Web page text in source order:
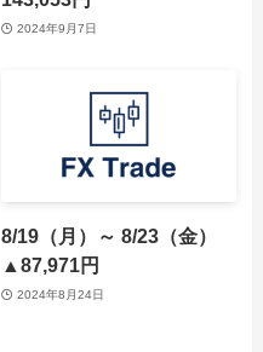
2024年9月7日
8/19（月）～ 8/23（金）
▲87,971円
2024年8月24日